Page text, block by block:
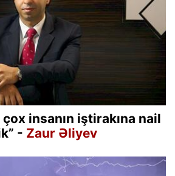
insanın iştirakına nail
- Zaur Əliyev